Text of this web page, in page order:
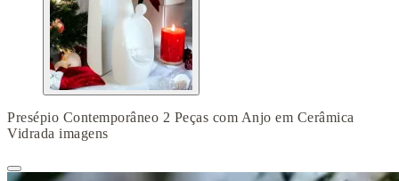
Presépio Contemporâneo 2 Peças com Anjo em Cerâmica
Vidrada imagens